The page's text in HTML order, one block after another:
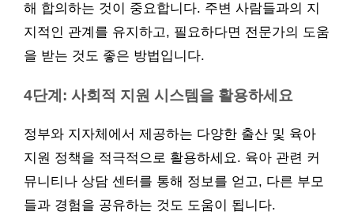
해 합의하는 것이 중요합니다. 주변 사람들과의 지
지적인 관계를 유지하고, 필요하다면 전문가의 도움
을 받는 것도 좋은 방법입니다.
4단계: 사회적 지원 시스템을 활용하세요
정부와 지자체에서 제공하는 다양한 출산 및 육아
지원 정책을 적극적으로 활용하세요. 육아 관련 커
뮤니티나 상담 센터를 통해 정보를 얻고, 다른 부모
들과 경험을 공유하는 것도 도움이 됩니다.